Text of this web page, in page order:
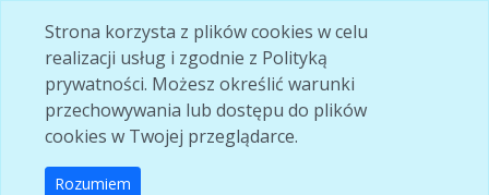
Strona korzysta z plików cookies w celu
realizacji usług i zgodnie z Polityką
prywatności. Możesz określić warunki
przechowywania lub dostępu do plików
cookies w Twojej przeglądarce.
Rozumiem